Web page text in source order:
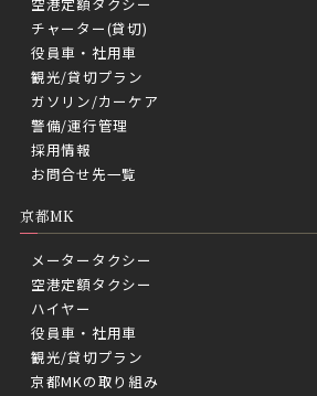
チャーター(貸切)
役員車・社用車
観光/貸切プラン
ガソリン/カーケア
警備/運行管理
採用情報
お問合せ先一覧
京都MK
メータータクシー
空港定額タクシー
ハイヤー
役員車・社用車
観光/貸切プラン
京都MKの取り組み